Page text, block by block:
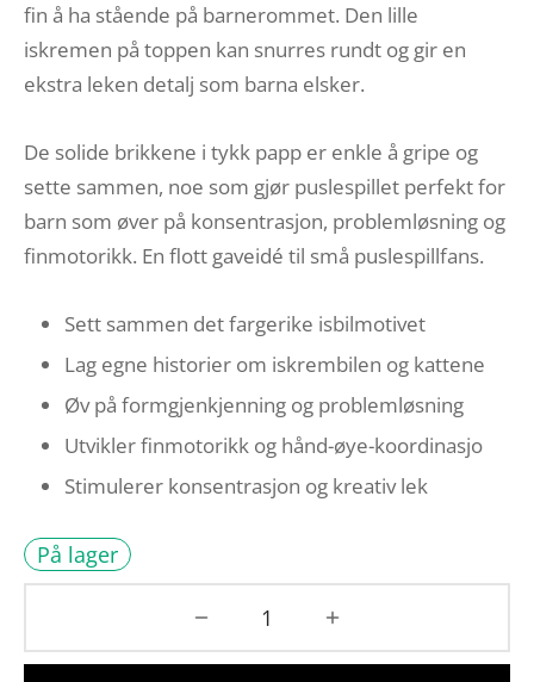
fin å ha stående på barnerommet. Den lille
iskremen på toppen kan snurres rundt og gir en
ekstra leken detalj som barna elsker.
De solide brikkene i tykk papp er enkle å gripe og
sette sammen, noe som gjør puslespillet perfekt for
barn som øver på konsentrasjon, problemløsning og
finmotorikk. En flott gaveidé til små puslespillfans.
Sett sammen det fargerike isbilmotivet
Lag egne historier om iskrembilen og kattene
Øv på formgjenkjenning og problemløsning
Utvikler finmotorikk og hånd-øye-koordinasjo
Stimulerer konsentrasjon og kreativ lek
På lager